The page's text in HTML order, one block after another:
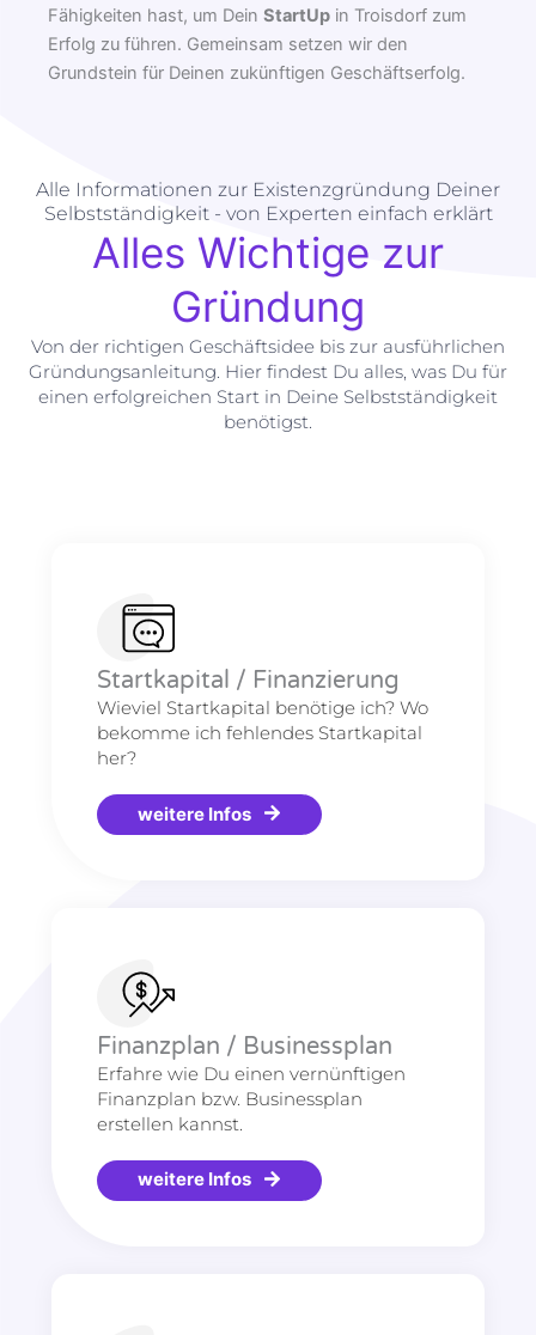
Fähigkeiten hast, um Dein StartUp in Troisdorf zum
Erfolg zu führen. Gemeinsam setzen wir den
Grundstein für Deinen zukünftigen Geschäftserfolg.
Alle Informationen zur Existenzgründung Deiner
Selbstständigkeit - von Experten einfach erklärt
Alles Wichtige zur
Gründung
Von der richtigen Geschäftsidee bis zur ausführlichen
Gründungsanleitung. Hier findest Du alles, was Du für
einen erfolgreichen Start in Deine Selbstständigkeit
benötigst.
Startkapital / Finanzierung
Wieviel Startkapital benötige ich? Wo
bekomme ich fehlendes Startkapital
her?
weitere Infos
Finanzplan / Businessplan
Erfahre wie Du einen vernünftigen
Finanzplan bzw. Businessplan
erstellen kannst.
weitere Infos